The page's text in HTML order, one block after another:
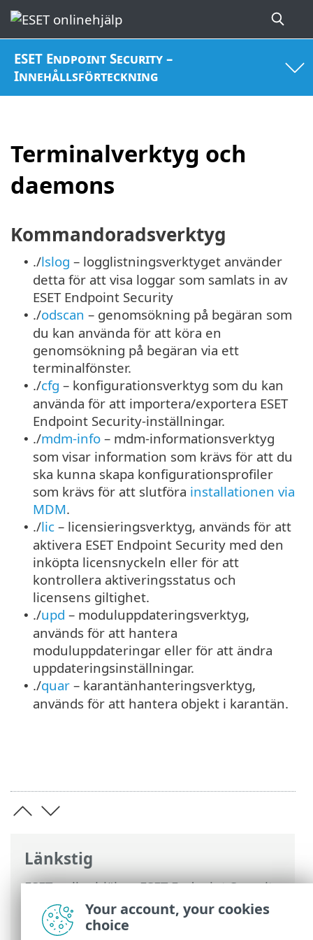
ESET Endpoint Security –
Innehållsförteckning
Terminalverktyg och
daemons
Länkstig
ESET onlinehjälp>ESET Endpoint Security
Använda ESET Endpoint Security>
Hantering via terminal > Terminalverktyg
Kommandoradsverktyg
• ./lslog – logglistningsverktyget använder
detta för att visa loggar som samlats in av
ESET Endpoint Security
• ./odscan – genomsökning på begäran som
du kan använda för att köra en
genomsökning på begäran via ett
terminalfönster.
• ./cfg – konfigurationsverktyg som du kan
använda för att importera/exportera ESET
Endpoint Security-inställningar.
• ./mdm-info – mdm-informationsverktyg
som visar information som krävs för att du
ska kunna skapa konfigurationsprofiler
som krävs för att slutföra installationen via
MDM.
• ./lic – licensieringsverktyg, används för att
aktivera ESET Endpoint Security med den
inköpta licensnyckeln eller för att
kontrollera aktiveringsstatus och
licensens giltighet.
• ./upd – moduluppdateringsverktyg,
används för att hantera
moduluppdateringar eller för att ändra
uppdateringsinställningar.
• ./quar – karantänhanteringsverktyg,
används för att hantera objekt i karantän.
Your account, your cookies
choice